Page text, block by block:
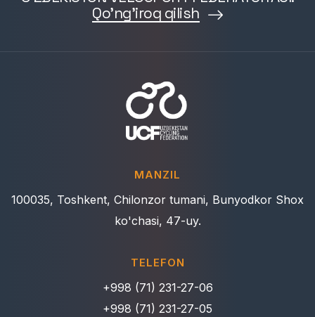
Qo'ng'iroq qilish
MANZIL
100035, Toshkent, Chilonzor tumani, Bunyodkor Shox
ko'chasi, 47-uy.
TELEFON
+998 (71) 231-27-06
+998 (71) 231-27-05